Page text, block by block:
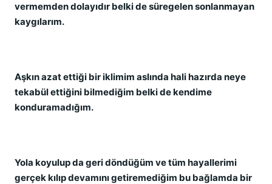
vermemden dolayıdır belki de süregelen sonlanmayan
kaygılarım.
Aşkın azat ettiği bir iklimim aslında hali hazırda neye
tekabül ettiğini bilmediğim belki de kendime
konduramadığım.
Yola koyulup da geri döndüğüm ve tüm hayallerimi
gerçek kılıp devamını getiremediğim bu bağlamda bir